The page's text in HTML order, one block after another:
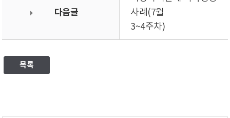
다음글
사례(7월
3~4주차)
목록